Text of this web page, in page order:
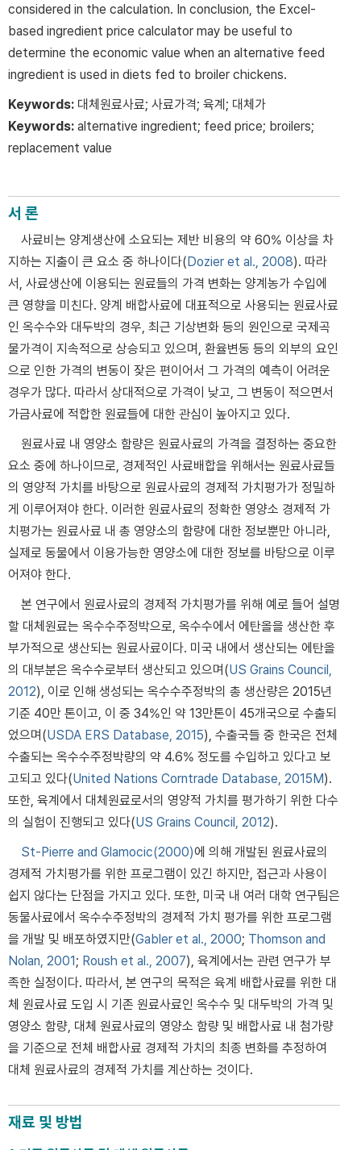
considered in the calculation. In conclusion, the Excel-
based ingredient price calculator may be useful to
determine the economic value when an alternative feed
ingredient is used in diets fed to broiler chickens.
Keywords: 대체원료사료; 사료가격; 육계; 대체가
Keywords: alternative ingredient; feed price; broilers;
replacement value
서 론
사료비는 양계생산에 소요되는 제반 비용의 약 60% 이상을 차
지하는 지출이 큰 요소 중 하나이다(Dozier et al., 2008). 따라
서, 사료생산에 이용되는 원료들의 가격 변화는 양계농가 수입에
큰 영향을 미친다. 양계 배합사료에 대표적으로 사용되는 원료사료
인 옥수수와 대두박의 경우, 최근 기상변화 등의 원인으로 국제곡
물가격이 지속적으로 상승되고 있으며, 환율변동 등의 외부의 요인
으로 인한 가격의 변동이 잦은 편이어서 그 가격의 예측이 어려운
경우가 많다. 따라서 상대적으로 가격이 낮고, 그 변동이 적으면서
가금사료에 적합한 원료들에 대한 관심이 높아지고 있다.
원료사료 내 영양소 함량은 원료사료의 가격을 결정하는 중요한
요소 중에 하나이므로, 경제적인 사료배합을 위해서는 원료사료들
의 영양적 가치를 바탕으로 원료사료의 경제적 가치평가가 정밀하
게 이루어져야 한다. 이러한 원료사료의 정확한 영양소 경제적 가
치평가는 원료사료 내 총 영양소의 함량에 대한 정보뿐만 아니라,
실제로 동물에서 이용가능한 영양소에 대한 정보를 바탕으로 이루
어져야 한다.
본 연구에서 원료사료의 경제적 가치평가를 위해 예로 들어 설명
할 대체원료는 옥수수주정박으로, 옥수수에서 에탄올을 생산한 후
부가적으로 생산되는 원료사료이다. 미국 내에서 생산되는 에탄올
의 대부분은 옥수수로부터 생산되고 있으며(US Grains Council,
2012), 이로 인해 생성되는 옥수수주정박의 총 생산량은 2015년
기준 40만 톤이고, 이 중 34%인 약 13만톤이 45개국으로 수출되
었으며(USDA ERS Database, 2015), 수출국들 중 한국은 전체
수출되는 옥수수주정박량의 약 4.6% 정도를 수입하고 있다고 보
고되고 있다(United Nations Corntrade Database, 2015M).
또한, 육계에서 대체원료로서의 영양적 가치를 평가하기 위한 다수
의 실험이 진행되고 있다(US Grains Council, 2012).
St-Pierre and Glamocic(2000)에 의해 개발된 원료사료의
경제적 가치평가를 위한 프로그램이 있긴 하지만, 접근과 사용이
쉽지 않다는 단점을 가지고 있다. 또한, 미국 내 여러 대학 연구팀은
동물사료에서 옥수수주정박의 경제적 가치 평가를 위한 프로그램
을 개발 및 배포하였지만(Gabler et al., 2000; Thomson and
Nolan, 2001; Roush et al., 2007), 육계에서는 관련 연구가 부
족한 실정이다. 따라서, 본 연구의 목적은 육계 배합사료를 위한 대
체 원료사료 도입 시 기존 원료사료인 옥수수 및 대두박의 가격 및
영양소 함량, 대체 원료사료의 영양소 함량 및 배합사료 내 첨가량
을 기준으로 전체 배합사료 경제적 가치의 최종 변화를 추정하여
대체 원료사료의 경제적 가치를 계산하는 것이다.
재료 및 방법